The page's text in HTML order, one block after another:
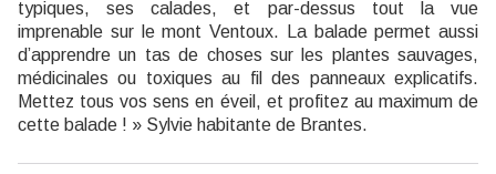
typiques, ses calades, et par-dessus tout la vue
imprenable sur le mont Ventoux. La balade permet aussi
d’apprendre un tas de choses sur les plantes sauvages,
médicinales ou toxiques au fil des panneaux explicatifs.
Mettez tous vos sens en éveil, et profitez au maximum de
cette balade ! » Sylvie habitante de Brantes.